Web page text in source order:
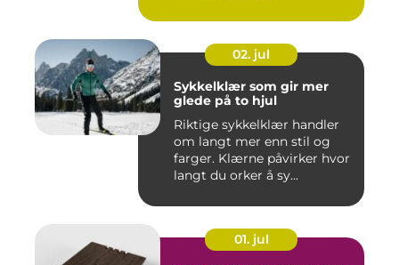
02. jul
Sykkelklær som gir mer
glede på to hjul
Riktige sykkelklær handler
om langt mer enn stil og
farger. Klærne påvirker hvor
langt du orker å sy...
01. jul